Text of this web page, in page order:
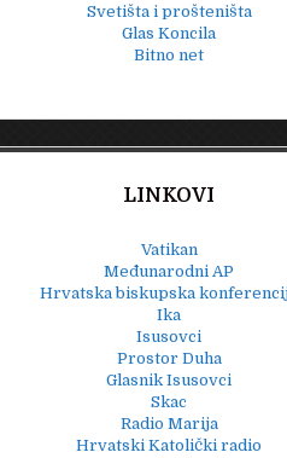
Svetišta i prošteništa
Glas Koncila
Bitno net
LINKOVI
Vatikan
Međunarodni AP
Hrvatska biskupska
Ika
Isusovci
Prostor Duha
Glasnik Isusovci
Skac
Radio Marija
Hrvatski Katolički radio